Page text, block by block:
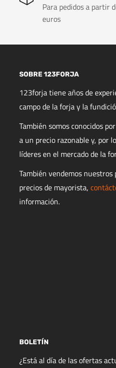
Para pedidos a partir
euros
SOBRE 123FORJA
123forja tiene años de
campo de la forja y la
También somos conocidos
a un precio razonable y, por
líderes en el mercado de la
También vendemos nuestros
precios de mayorista,
información.
BOLETÍN
¿Está al día de las ofertas